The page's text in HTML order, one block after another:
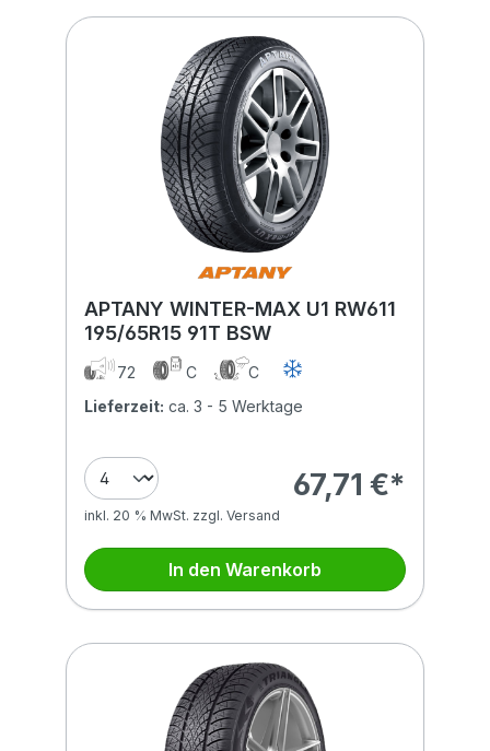
APTANY WINTER-MAX U1 RW611
195/65R15 91T BSW
72 C
C
Lieferzeit: ca. 3 - 5 Werktage
67,71 €*
inkl. 20 % MwSt. zzgl. Versand
In den Warenkorb